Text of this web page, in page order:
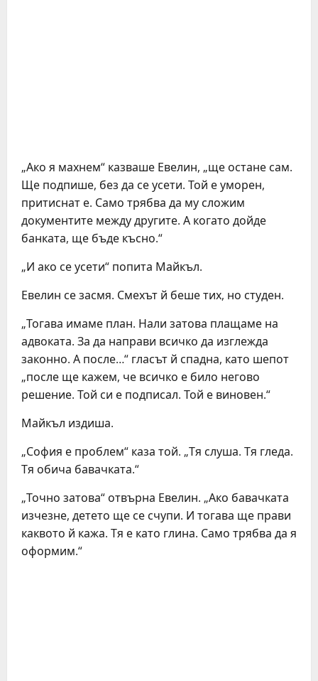
„Ако я махнем“ казваше Евелин, „ще остане сам.
Ще подпише, без да се усети. Той е уморен,
притиснат е. Само трябва да му сложим
документите между другите. А когато дойде
банката, ще бъде късно.“
„И ако се усети“ попита Майкъл.
Евелин се засмя. Смехът й беше тих, но студен.
„Тогава имаме план. Нали затова плащаме на
адвоката. За да направи всичко да изглежда
законно. А после…“ гласът й спадна, като шепот
„после ще кажем, че всичко е било негово
решение. Той си е подписал. Той е виновен.“
Майкъл издиша.
„София е проблем“ каза той. „Тя слуша. Тя гледа.
Тя обича бавачката.“
„Точно затова“ отвърна Евелин. „Ако бавачката
изчезне, детето ще се счупи. И тогава ще прави
каквото й кажа. Тя е като глина. Само трябва да я
оформим.“